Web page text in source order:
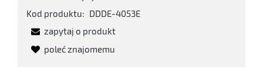
Kod produktu: DDDE-4053E
zapytaj o produkt
poleć znajomemu